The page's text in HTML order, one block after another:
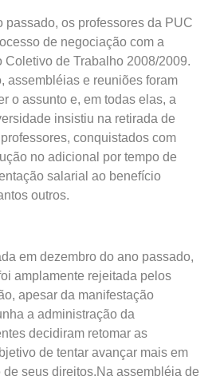
passado, os professores da PUC
de negociação com a
Coletivo de Trabalho 2008/2009.
assembléias e reuniões foram
o assunto e, em todas elas, a
insistiu na retirada de
conquistados com
no adicional por tempo de
salarial ao benefício
outros.
em dezembro do ano passado,
amplamente rejeitada pelos
apesar da manifestação
a administração da
decidiram retomar as
de tentar avançar mais em
seus direitos.Na assembléia de